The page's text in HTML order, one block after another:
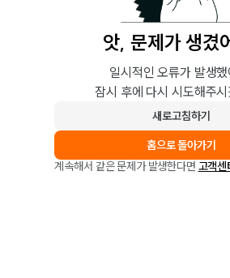
앗, 문제가 생겼
일시적인 오류가 발생했
잠시 후에 다시 시도해주
새로고침하기
홈으로 돌아가기
계속해서 같은 문제가 발생한다면 고객센